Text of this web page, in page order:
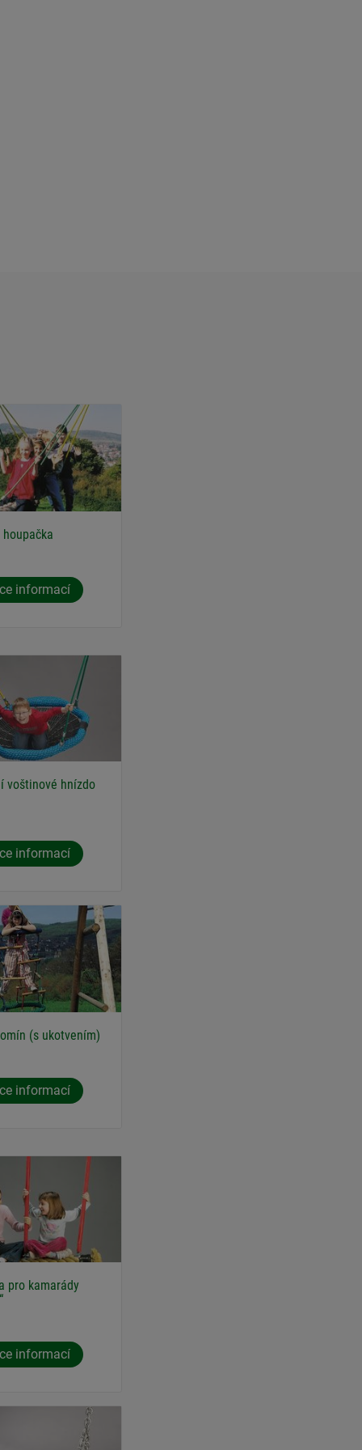
informací
voštinové hnízdo
informací
(s ukotvením)
informací
pro kamarády
informací